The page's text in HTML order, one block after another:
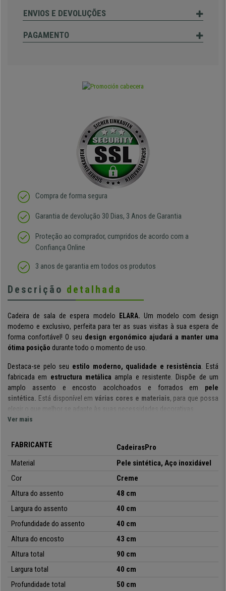
ENVIOS E DEVOLUÇÕES
PAGAMENTO
Compra de forma segura
Garantia de devolução 30 Dias, 3 Anos de Garantia
Proteção ao comprador, cumpridos de acordo com a
Confiança Online
3 anos de garantia em todos os produtos
Descrição detalhada
Cadeira de sala de espera modelo ELARA. Um modelo com design
moderno e exclusivo, perfeita para ter as suas visitas à sua espera de
forma confortável! O seu design ergonómico ajudará a manter uma
ótima posição durante todo o momento de uso.
Destaca-se pelo seu estilo moderno, qualidade e resistência . Está
fabricada em estructura metálica ampla e resistente. Dispõe de um
amplo assento e encosto acolchoados e forrados em pele
sintética. Está disponível emvárias cores e materiais, para que possa
elegir o que melhor se adapte às suas necessidades decorativas.
possa passar horas sentado sem sentir desconforto. É uma ótima
aposta! Os materiais de fabrico são de elevada qualidade, tanto o
seu acolchoado, como a sua estructura metálica,
estão preparados
para resistir ao desgaste do passar do tempo.
envio grátisegarantia completa de24 meses.
oportunidade e renove o seu escritório com o melhor preço e serviço!
• Assento e encosto acolchoados
Resistência extra
Ver mais
FABRICANTE
CadeirasPro
Material
Pele sintética, Aço inoxidável
Cor
Creme
Altura do assento
48 cm
Largura do assento
40 cm
Profundidade do assento
40 cm
Altura do encosto
43 cm
Altura total
90 cm
Largura total
40 cm
Profundidade total
50 cm